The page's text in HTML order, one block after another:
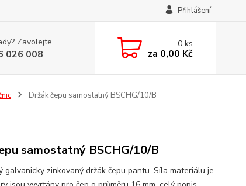
Přihlášení
Zavolejte.
026 008
0ks
za 0,00 Kč
Držák čepu samostatný BSCHG/10/B
samostatný BSCHG/10/B
galvanicky zinkovaný držák čepu pantu. Síla materiálu je